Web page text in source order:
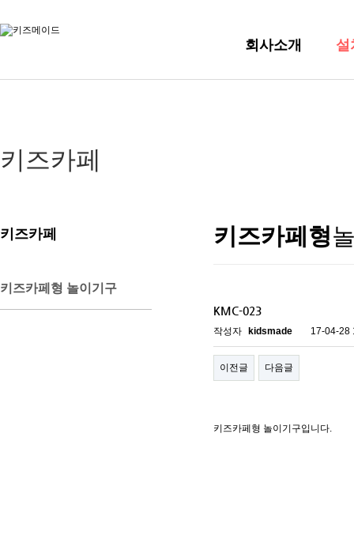
회사소개 설
키즈카페
키즈카페
키즈카페형 놀이기구
키즈카페형
KMC-023
작성자 kidsmade 17-04-28
이전글 다음글
키즈카페형 놀이기구입니다.